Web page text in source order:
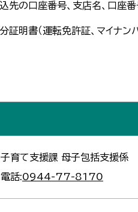
先の口座番号、支店名、口座
証明書（運転免許証、マイナン
子育て支援課 母子包括支援係
電話:0944-77-8170